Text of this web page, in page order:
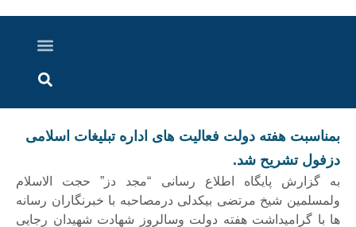
بمناسبت هفته دولت فعالیت های اداره تبلیغات اسلامی
دزفول تشریح شد.
به گزارش پایگاه اطلاع رسانی “مجد دز” حجت الاسلام
ولمسلمین شیخ مرتضی بیکدلی درمصاحبه با خبرنگاران رسانه
ها با گرامیداشت هفته دولت وسالروز شهادت شهیدان رجایی